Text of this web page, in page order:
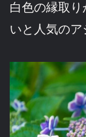
白色の縁取
いと人気のア